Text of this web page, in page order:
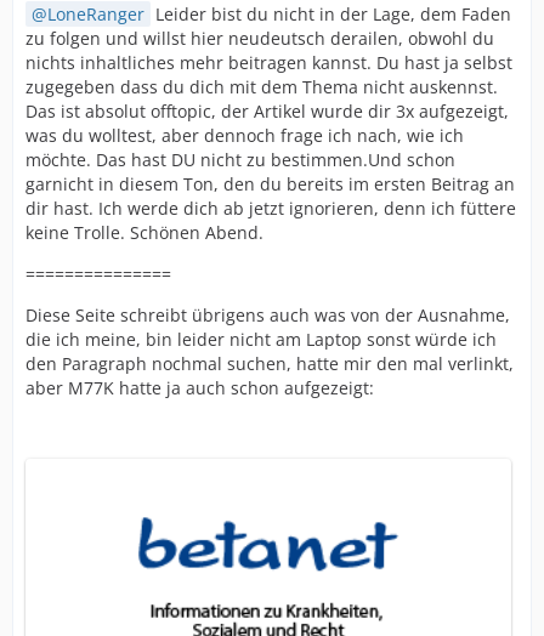
LoneRanger Leider bist du nicht in der Lage, dem Faden
zu folgen und willst hier neudeutsch derailen, obwohl du
nichts inhaltliches mehr beitragen kannst. Du hast ja selbst
zugegeben dass du dich mit dem Thema nicht auskennst.
Das ist absolut offtopic, der Artikel wurde dir 3x aufgezeigt,
was du wolltest, aber dennoch frage ich nach, wie ich
möchte. Das hast DU nicht zu bestimmen.Und schon
garnicht in diesem Ton, den du bereits im ersten Beitrag an
dir hast. Ich werde dich ab jetzt ignorieren, denn ich füttere
keine Trolle. Schönen Abend.
===============
Diese Seite schreibt übrigens auch was von der Ausnahme,
die ich meine, bin leider nicht am Laptop sonst würde ich
den Paragraph nochmal suchen, hatte mir den mal verlinkt,
aber M77K hatte ja auch schon aufgezeigt: